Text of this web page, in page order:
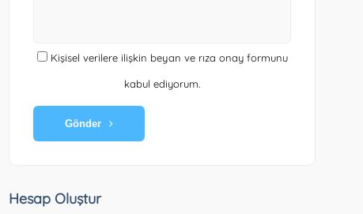
Kişisel verilere ilişkin beyan ve rıza onay formunu
kabul ediyorum.
Gönder
Hesap Oluştur